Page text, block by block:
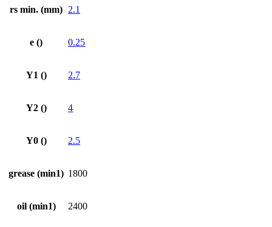
rs min. (mm) 2.1
e () 0.25
Y1 () 2.7
Y2 () 4
Y0 () 2.5
grease (min1) 1800
oil (min1) 2400